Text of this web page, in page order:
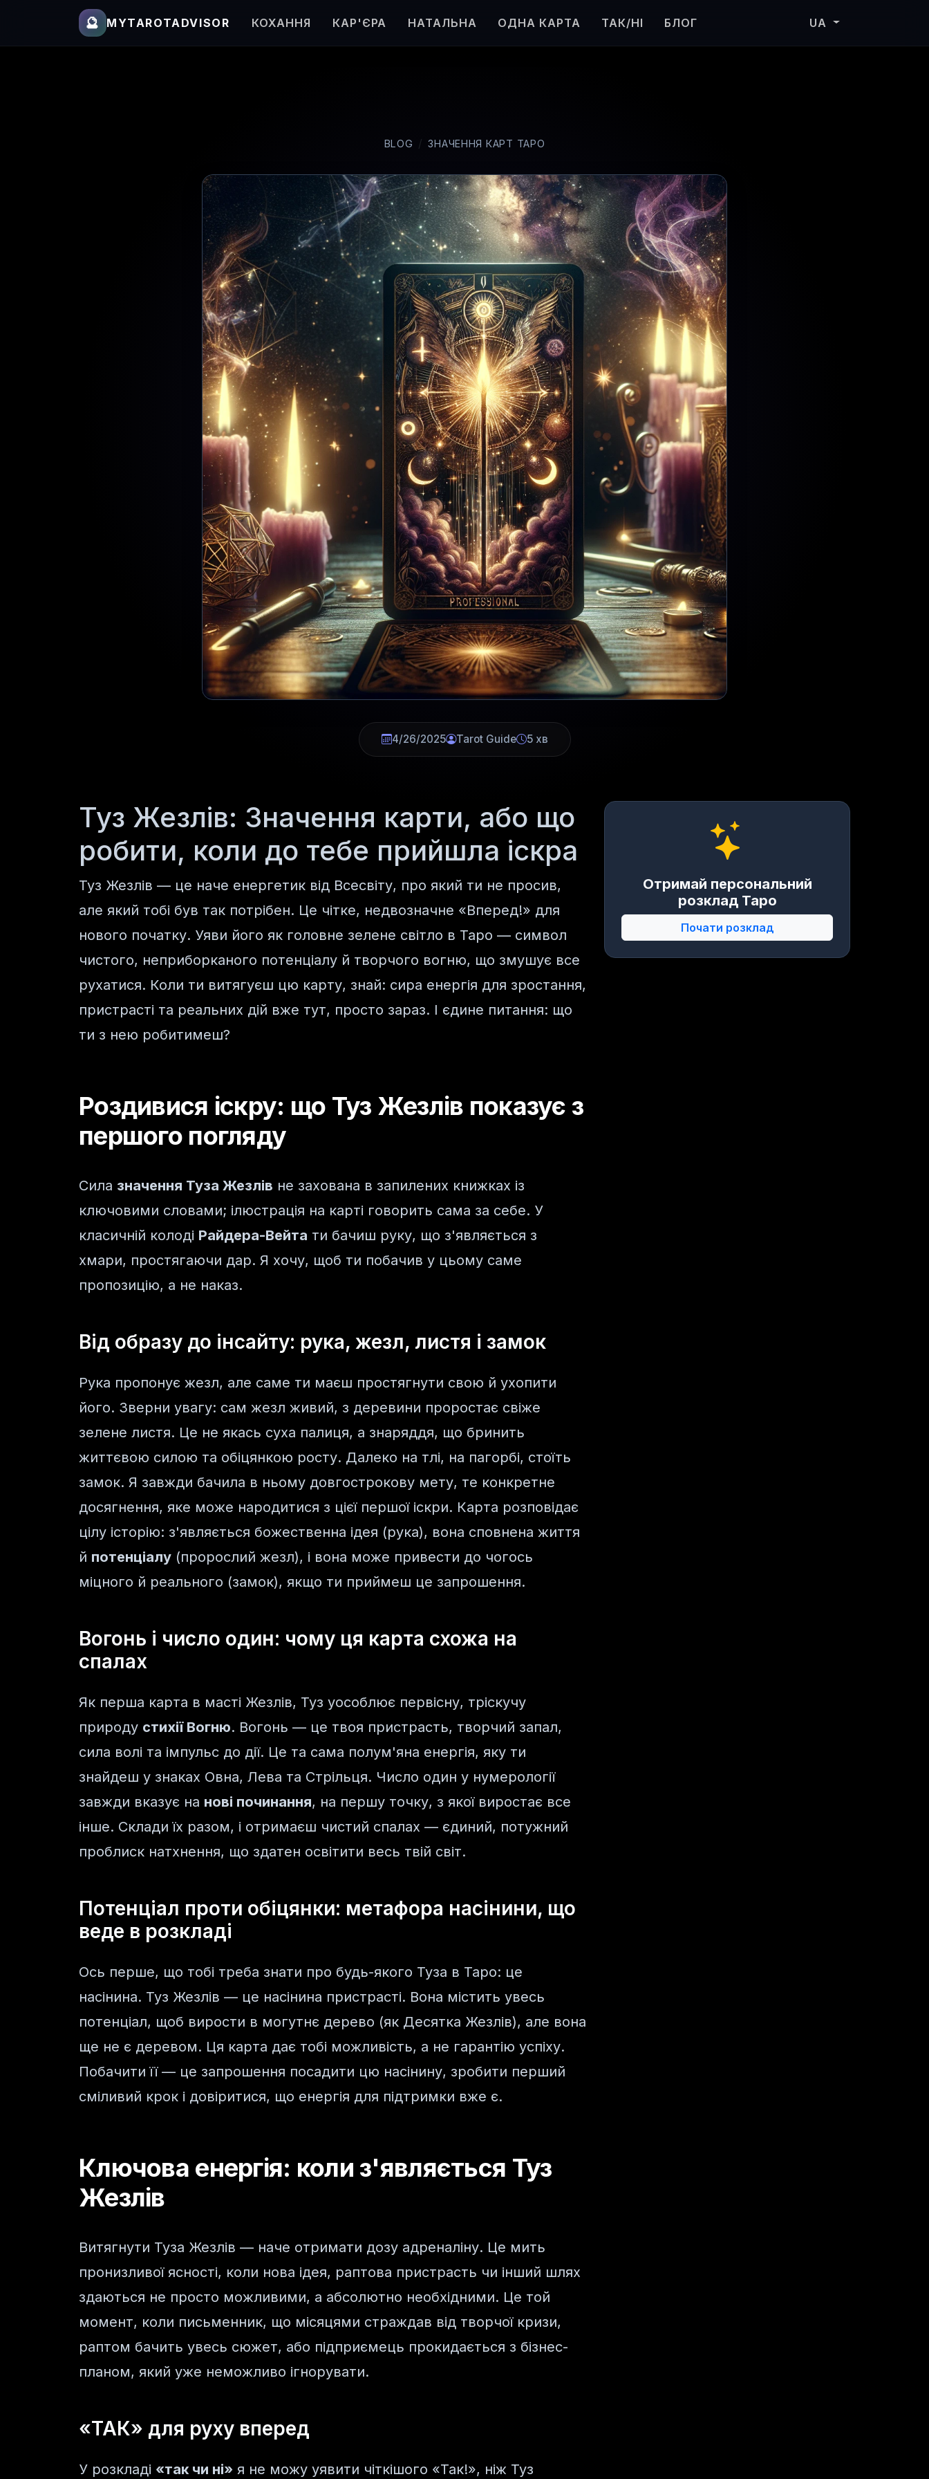
🔮 MYTAROTADVISOR КОХАННЯ КАР'ЄРА НАТАЛЬНА ОДНА КАРТА ТАК/НІ БЛОГ UA
BLOG ЗНАЧЕННЯ КАРТ ТАРО
4/26/2025 Tarot Guide 5 хв
Туз Жезлів: Значення карти, або що
робити, коли до тебе прийшла іскра
Туз Жезлів — це наче енергетик від Всесвіту, про який ти не просив,
але який тобі був так потрібен. Це чітке, недвозначне «Вперед!» для
нового початку. Уяви його як головне зелене світло в Таро — символ
чистого, неприборканого потенціалу й творчого вогню, що змушує все
рухатися. Коли ти витягуєш цю карту, знай: сира енергія для зростання,
пристрасті та реальних дій вже тут, просто зараз. І єдине питання: що
ти з нею робитимеш?
Роздивися іскру: що Туз Жезлів показує з
першого погляду
Сила значення Туза Жезлів не захована в запилених книжках із
ключовими словами; ілюстрація на карті говорить сама за себе. У
класичній колоді Райдера-Вейта ти бачиш руку, що з'являється з
хмари, простягаючи дар. Я хочу, щоб ти побачив у цьому саме
пропозицію, а не наказ.
Від образу до інсайту: рука, жезл, листя і замок
Рука пропонує жезл, але саме ти маєш простягнути свою й ухопити
його. Зверни увагу: сам жезл живий, з деревини проростає свіже
зелене листя. Це не якась суха палиця, а знаряддя, що бринить
життєвою силою та обіцянкою росту. Далеко на тлі, на пагорбі, стоїть
замок. Я завжди бачила в ньому довгострокову мету, те конкретне
досягнення, яке може народитися з цієї першої іскри. Карта розповідає
цілу історію: з'являється божественна ідея (рука), вона сповнена життя
й потенціалу (пророслий жезл), і вона може привести до чогось
міцного й реального (замок), якщо ти приймеш це запрошення.
Вогонь і число один: чому ця карта схожа на
спалах
Як перша карта в масті Жезлів, Туз уособлює первісну, тріскучу
природу стихії Вогню. Вогонь — це твоя пристрасть, творчий запал,
сила волі та імпульс до дії. Це та сама полум'яна енергія, яку ти
знайдеш у знаках Овна, Лева та Стрільця. Число один у нумерології
завжди вказує на нові починання, на першу точку, з якої виростає все
інше. Склади їх разом, і отримаєш чистий спалах — єдиний, потужний
проблиск натхнення, що здатен освітити весь твій світ.
Потенціал проти обіцянки: метафора насінини, що
веде в розкладі
Ось перше, що тобі треба знати про будь-якого Туза в Таро: це
насінина. Туз Жезлів — це насінина пристрасті. Вона містить увесь
потенціал, щоб вирости в могутнє дерево (як Десятка Жезлів), але вона
ще не є деревом. Ця карта дає тобі можливість, а не гарантію успіху.
Побачити її — це запрошення посадити цю насінину, зробити перший
сміливий крок і довіритися, що енергія для підтримки вже є.
Ключова енергія: коли з'являється Туз
Жезлів
Витягнути Туза Жезлів — наче отримати дозу адреналіну. Це мить
пронизливої ясності, коли нова ідея, раптова пристрасть чи інший шлях
здаються не просто можливими, а абсолютно необхідними. Це той
момент, коли письменник, що місяцями страждав від творчої кризи,
раптом бачить увесь сюжет, або підприємець прокидається з бізнес-
планом, який уже неможливо ігнорувати.
«ТАК» для руху вперед
У розкладі «так чи ні» я не можу уявити чіткішого «Так!», ніж Туз
Отримай персональний
розклад Таро
Почати розклад